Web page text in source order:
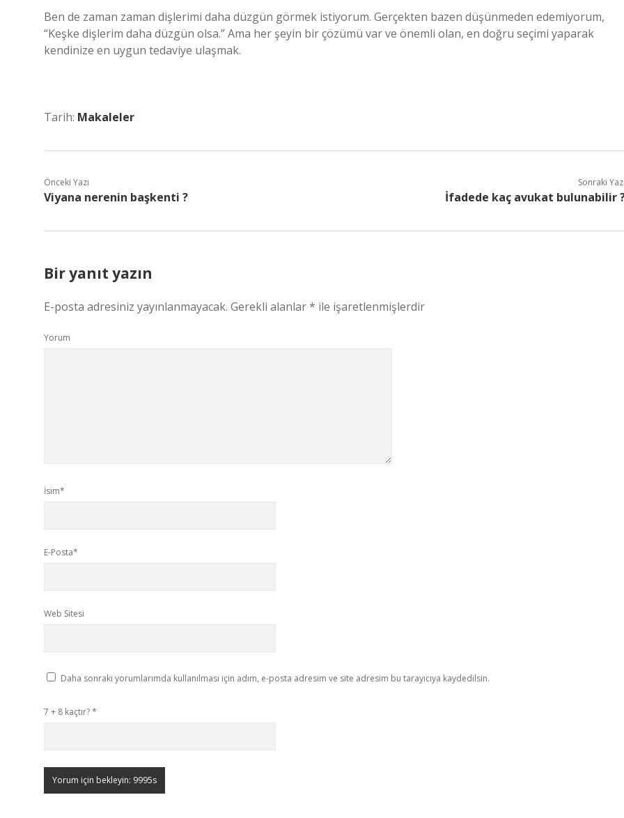
Ben de zaman zaman dişlerimi daha düzgün görmek istiyorum. Gerçekten bazen düşünmeden edemiyorum,
“Keşke dişlerim daha düzgün olsa.” Ama her şeyin bir çözümü var ve önemli olan, en doğru seçimi yaparak
kendinize en uygun tedaviye ulaşmak.
Tarih: Makaleler
Önceki Yazı
Viyana nerenin başkenti ?
Sonraki
İfadede kaç avukat bulunabilir
Bir yanıt yazın
E-posta adresiniz yayınlanmayacak. Gerekli alanlar* ile işaretlenmişlerdir
Yorum
İsim*
E-Posta*
Web Sitesi
Daha sonraki yorumlarımda kullanılması için adım, e-posta adresim ve site adresim bu tarayıcıya kaydedilsin.
7 + 8 kaçtır?*